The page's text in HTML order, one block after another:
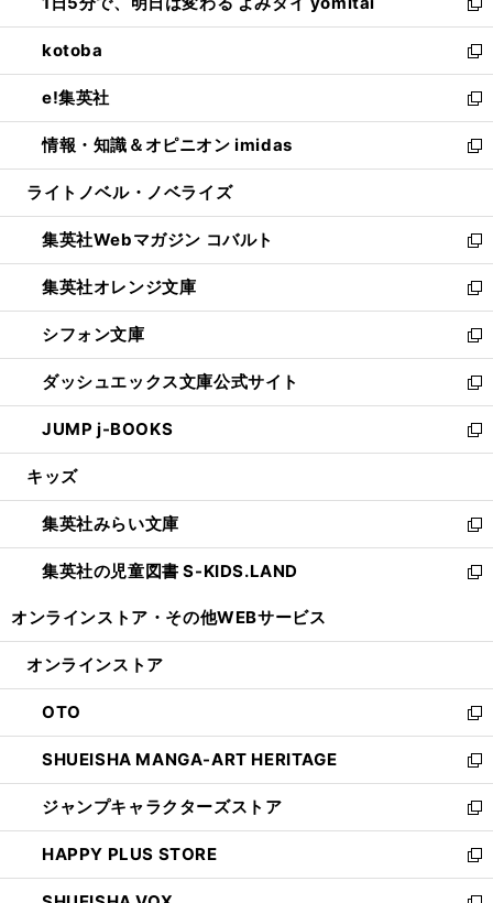
開
く
ド
ウ
で
開
く
ィ
ン
ド
ウ
で
開
く
い
ウ
ィ
ン
ド
ウ
で
開
新
し
い
ウ
ィ
ン
ド
ウ
開
く
kotoba
新
し
い
ウ
ィ
ン
ウ
で
開
く
e!集英社
新
し
い
ウ
ン
ド
ウ
で
開
く
情報・知識＆オピニオン imidas
新
し
ウ
ィ
ン
ド
ウ
で
開
く
ライトノベル・ノベライズ
集英社Webマガジン コバルト
新
し
い
ウ
ィ
ン
ド
ウ
で
開
集英社オレンジ文庫
新
し
い
ウ
ィ
ン
ド
ウ
開
く
シフォン文庫
新
し
い
ウ
ィ
ン
ウ
で
開
く
ダッシュエックス文庫公式サイト
新
し
い
ウ
ン
ド
ウ
で
JUMP j-BOOKS
新
し
ウ
ィ
ン
ド
開
キッズ
集英社みらい文庫
新
し
い
ン
ウ
で
開
く
集英社の児童図書 S-KIDS.LAND
新
ウ
ン
ド
ウ
で
開
く
オンラインストア・ その他WEBサービス
オンラインストア
OTO
新
し
い
ウ
ィ
ン
ド
ウ
SHUEISHA MANGA-ART HERITAGE
新
し
い
ウ
ィ
ン
ジャンプキャラクターズストア
新
し
い
ウ
HAPPY PLUS STORE
新
し